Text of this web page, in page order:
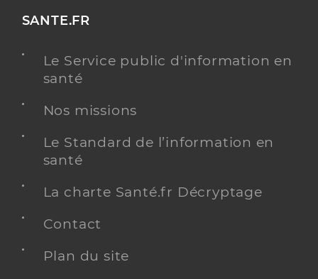
SANTE.FR
Le Service public d'information en
santé
Nos missions
Le Standard de l’information en
santé
La charte Santé.fr Décryptage
Contact
Plan du site